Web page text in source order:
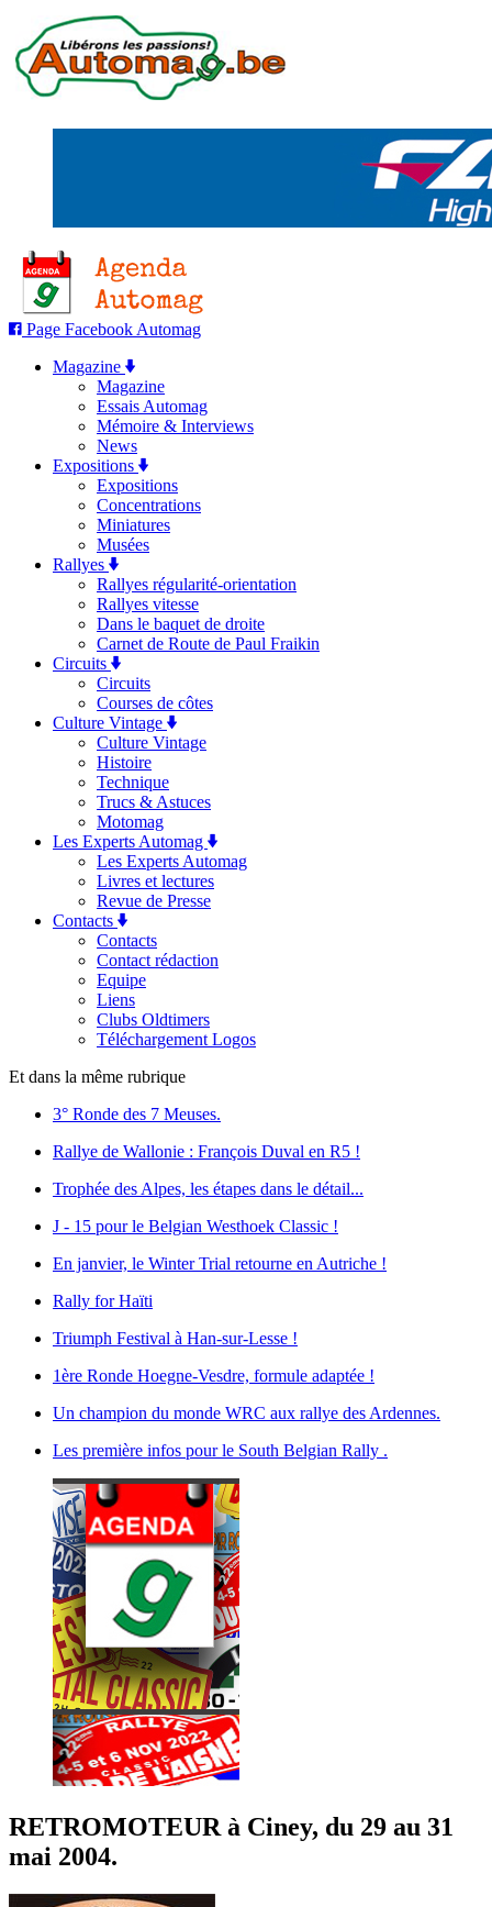
Page Facebook Automag
Magazine
Magazine
Essais Automag
Mémoire & Interviews
News
Expositions
Expositions
Concentrations
Miniatures
Musées
Rallyes
Rallyes régularité-orientation
Rallyes vitesse
Dans le baquet de droite
Carnet de Route de Paul Fraikin
Circuits
Circuits
Courses de côtes
Culture Vintage
Culture Vintage
Histoire
Technique
Trucs & Astuces
Motomag
Les Experts Automag
Les Experts Automag
Livres et lectures
Revue de Presse
Contacts
Contacts
Contact rédaction
Equipe
Liens
Clubs Oldtimers
Téléchargement Logos
Et dans la même rubrique
3° Ronde des 7 Meuses.
Rallye de Wallonie : François Duval en R5 !
Trophée des Alpes, les étapes dans le détail...
J - 15 pour le Belgian Westhoek Classic !
En janvier, le Winter Trial retourne en Autriche !
Rally for Haïti
Triumph Festival à Han-sur-Lesse !
1ère Ronde Hoegne-Vesdre, formule adaptée !
Un champion du monde WRC aux rallye des Ardennes.
Les première infos pour le South Belgian Rally .
RETROMOTEUR à Ciney, du 29 au 31
mai 2004.